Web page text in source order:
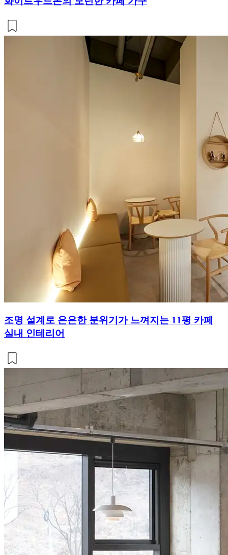
조명 설계로 은은한 분위기가 느껴지는 11평 카페
실내 인테리어